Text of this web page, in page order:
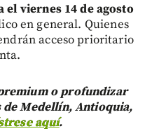
el viernes 14 de agosto
en general. Quienes
acceso prioritario
o profundizar
de Medellín, Antioquia,
aquí.